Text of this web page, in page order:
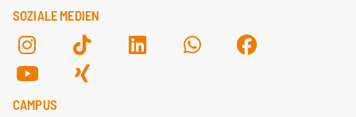
SOZIALE MEDIEN
CAMPUS